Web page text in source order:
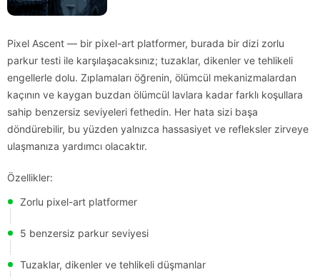
Pixel Ascent — bir pixel-art platformer, burada bir dizi zorlu
parkur testi ile karşılaşacaksınız; tuzaklar, dikenler ve tehlikeli
engellerle dolu. Zıplamaları öğrenin, ölümcül mekanizmalardan
kaçının ve kaygan buzdan ölümcül lavlara kadar farklı koşullara
sahip benzersiz seviyeleri fethedin. Her hata sizi başa
döndürebilir, bu yüzden yalnızca hassasiyet ve refleksler zirveye
ulaşmanıza yardımcı olacaktır.
Özellikler:
Zorlu pixel-art platformer
5 benzersiz parkur seviyesi
Tuzaklar, dikenler ve tehlikeli düşmanlar